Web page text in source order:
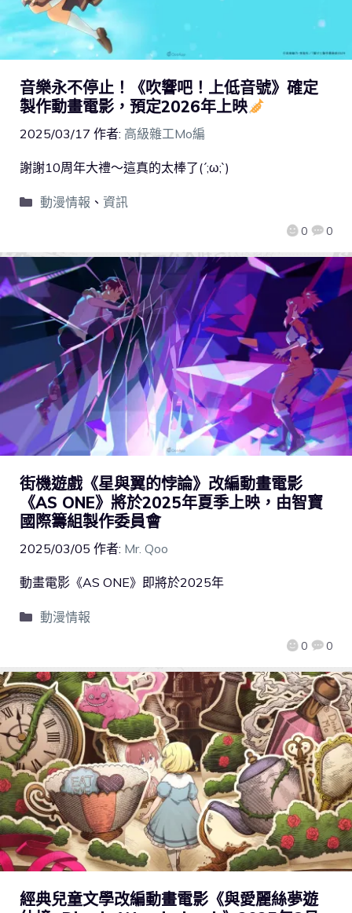
音樂永不停止！《吹響吧！上低音號》確定
製作動畫電影，預定2026年上映
2025/03/17 作者: 高級雜工Mo編
0 0
謝謝10周年大禮～這真的太棒了(´;ω;`)
動漫情報 、 資訊
街機遊戲《星與翼的悖論》改編動畫電影
《AS ONE》將於2025年夏季上映，由智寶
國際籌組製作委員會
2025/03/05 作者: Mr. Qoo
0 0
動畫電影《AS ONE》即將於2025年
動漫情報
經典兒童文學改編動畫電影《與愛麗絲夢遊